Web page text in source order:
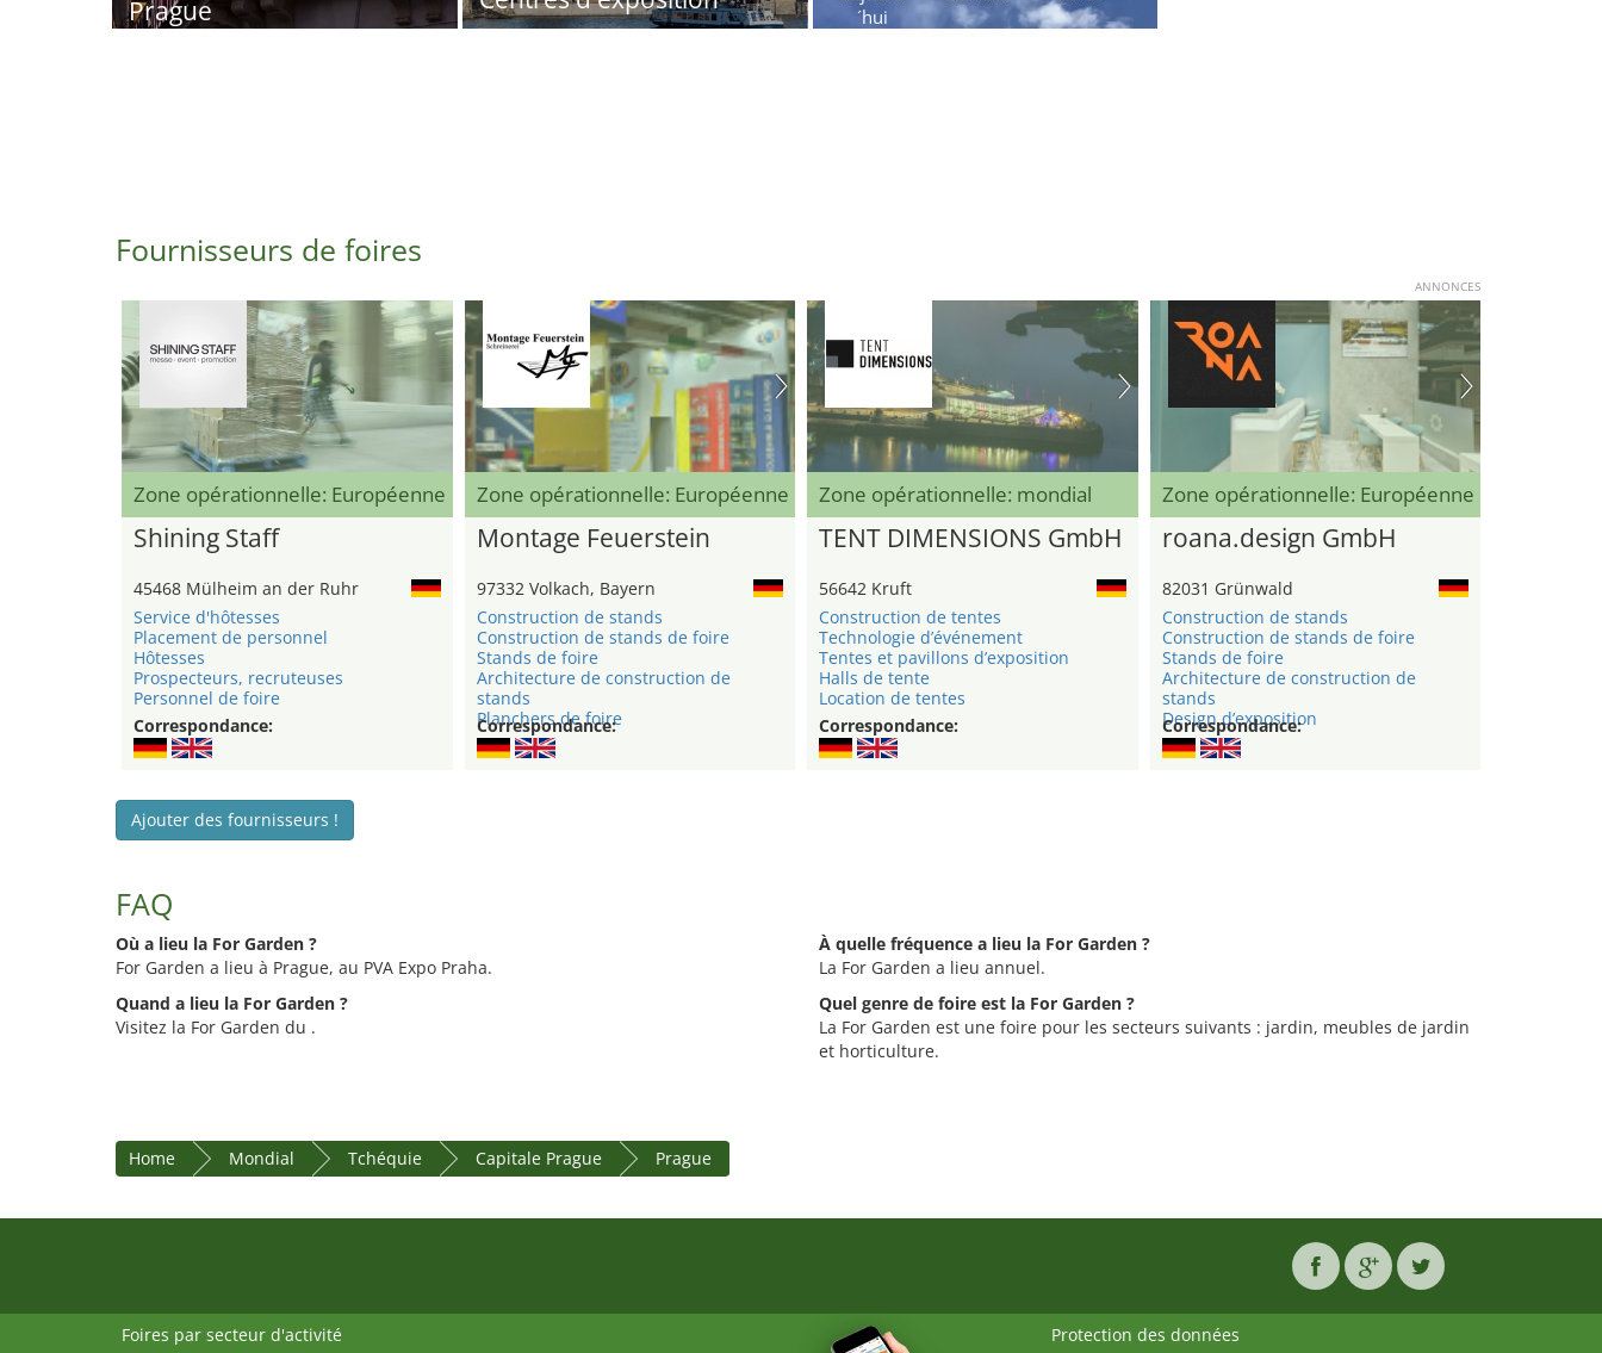
Prague
´hui
Fournisseurs de foires
ANNONCES
Zone opérationnelle: Européenne
Shining Staff
45468 Mülheim an der Ruhr
Service d'hôtesses
Placement de personnel
Hôtesses
Prospecteurs, recruteuses
Personnel de foire
Correspondance:
Zone opérationnelle: Européenne
Montage Feuerstein
97332 Volkach, Bayern
Construction de stands
Construction de stands de foire
Stands de foire
Architecture de construction de
stands
Planchers de foire
Correspondance:
Zone opérationnelle: mondial
TENT DIMENSIONS GmbH
56642 Kruft
Construction de tentes
Technologie d’événement
Tentes et pavillons d’exposition
Halls de tente
Location de tentes
Correspondance:
Zone opérationnelle: Européenne
roana.design GmbH
82031 Grünwald
Construction de stands
Construction de stands de foire
Stands de foire
Architecture de construction de
stands
Design d’exposition
Correspondance:
Ajouter des fournisseurs !
FAQ
Où a lieu la For Garden ?
For Garden a lieu à Prague, au PVA Expo Praha.
Quand a lieu la For Garden ?
Visitez la For Garden du .
À quelle fréquence a lieu la For Garden ?
La For Garden a lieu annuel.
Quel genre de foire est la For Garden ?
La For Garden est une foire pour les secteurs suivants : jardin, meubles de jardin
et horticulture.
Home Mondial Tchéquie Capitale Prague Prague
Foires par secteur d'activité Protection des données